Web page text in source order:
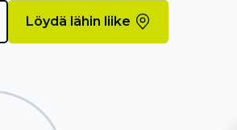
Löydä lähin liike